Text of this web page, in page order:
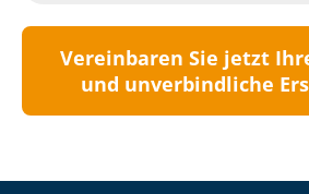
Vereinbaren Sie jetzt
und unverbindliche